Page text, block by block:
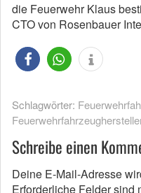
die Feuerwehr Klaus
CTO von Rosenbauer
Schlagwörter:
Schreibe einen
Deine E-Mail-Adresse
Erforderliche Felder sind